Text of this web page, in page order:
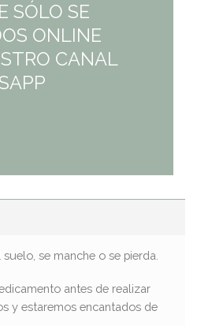
SÓLO SE
ONLINE
CANAL
se manche o se pierda.
antes de realizar
y estaremos encantados de